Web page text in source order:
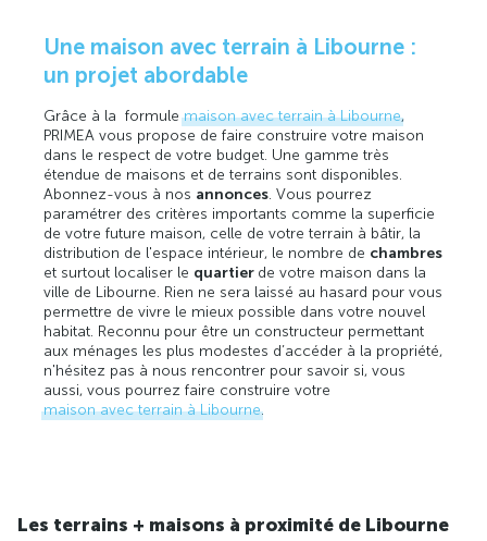
Une maison avec terrain à Libourne :
un projet abordable
Grâce à la formulemaison avec terrain à Libourne,
PRIMEA vous propose de faire construire votre maison
dans le respect de votre budget. Une gamme très
étendue de maisons et de terrains sont disponibles.
Abonnez-vous à nos annonces. Vous pourrez
paramétrer des critères importants comme la superficie
de votre future maison, celle de votre terrain à bâtir, la
distribution de l'espace intérieur, le nombre de chambres
et surtout localiser le quartier de votre maison dans la
ville de Libourne. Rien ne sera laissé au hasard pour vous
permettre de vivre le mieux possible dans votre nouvel
habitat. Reconnu pour être un constructeur permettant
aux ménages les plus modestes d’accéder à la propriété,
n'hésitez pas à nous rencontrer pour savoir si, vous
aussi, vous pourrez faire construire votre
maison avec terrain à Libourne.
Les terrains + maisons à proximité de Libourne